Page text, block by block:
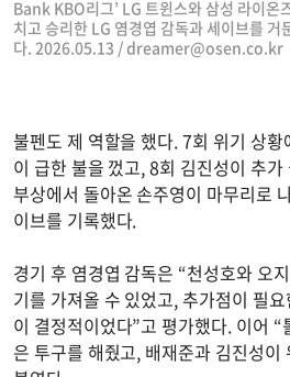
Bank KBO리그’ LG 트윈스와 삼성 라이온
치고 승리한 LG 염경엽 감독과 세이브를 거
다. 2026.05.13 /dreamer@osen.co.kr
불펜도 제 역할을 했다. 7회 위기 상
이 급한 불을 껐고, 8회 김진성이 추
부상에서 돌아온 손주영이 마무리로
이브를 기록했다.
경기 후 염경엽 감독은 “천성호와 오
기를 가져올 수 있었고, 추가점이 필
이 결정적이었다”고 평가했다. 이어
은 투구를 해줬고, 배재준과 김진성이